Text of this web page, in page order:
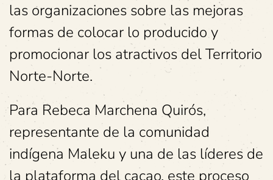
las organizaciones sobre las mejoras
formas de colocar lo producido y
promocionar los atractivos del Territorio
Norte-Norte.
Para Rebeca Marchena Quirós,
representante de la comunidad
indígena Maleku y una de las líderes de
la plataforma del cacao, este proceso